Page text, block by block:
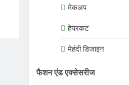
मेकअप
हेयरकट
मेहंदी डिजाइन
फैशन एंड एक्सेसरीज